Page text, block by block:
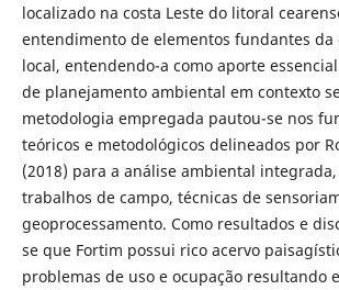
localizado na costa Leste do litoral
entendimento de elementos fundantes da
local, entendendo-a como aporte
de planejamento ambiental em contexto
metodologia empregada pautou-se nos
teóricos e metodológicos delineados por
(2018) para a análise ambiental
trabalhos de campo, técnicas de
geoprocessamento. Como resultados e
se que Fortim possui rico acervo
problemas de uso e ocupação resultando